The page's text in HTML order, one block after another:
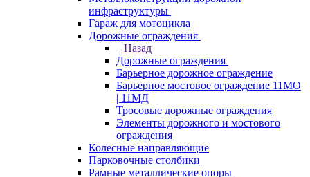
инфраструктуры
Гараж для мотоцикла
Дорожные ограждения
Назад
Дорожные ограждения
Барьерное дорожное ограждение
Барьерное мостовое ограждение 11МО
| 11МД
Тросовые дорожные ограждения
Элементы дорожного и мостового
ограждения
Колесные направляющие
Парковочные столбики
Рамные металлические опоры